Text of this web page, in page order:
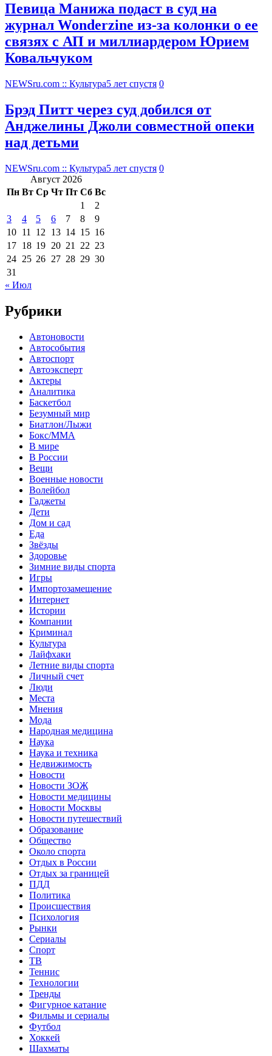
Певица Манижа подаст в суд на
журнал Wonderzine из-за колонки о ее
связях с АП и миллиардером Юрием
Ковальчуком
NEWSru.com :: Культура5 лет спустя 0
Брэд Питт через суд добился от
Анджелины Джоли совместной опеки
над детьми
NEWSru.com :: Культура5 лет спустя 0
Август 2026
Пн Вт Ср Чт Пт Сб Вс
1
2
3
4 5 6 7 8
9
10 11 12 13 14 15 16
17 18 19 20 21 22 23
24 25 26 27 28 29 30
31
« Июл
Рубрики
Автоновости
Автособытия
Автоспорт
Автоэксперт
Актеры
Аналитика
Баскетбол
Безумный мир
Биатлон/Лыжи
Бокс/MMA
В мире
В России
Вещи
Военные новости
Волейбол
Гаджеты
Дети
Дом и сад
Еда
Звёзды
Здоровье
Зимние виды спорта
Игры
Импортозамещение
Интернет
Истории
Компании
Криминал
Культура
Лайфхаки
Летние виды спорта
Личный счет
Люди
Места
Мнения
Мода
Народная медицина
Наука
Наука и техника
Недвижимость
Новости
Новости ЗОЖ
Новости медицины
Новости Москвы
Новости путешествий
Образование
Общество
Около спорта
Отдых в России
Отдых за границей
ПДД
Политика
Происшествия
Психология
Рынки
Сериалы
Спорт
ТВ
Теннис
Технологии
Тренды
Фигурное катание
Фильмы и сериалы
Футбол
Хоккей
Шахматы